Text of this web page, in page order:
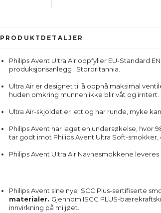
PRODUKTDETALJER
Philips Avent Ultra Air oppfyller EU-Standard
produksjonsanlegg i Storbritannia.
Ultra Air er designet til å oppnå maksimal
huden omkring munnen ikke blir våt og irritert.
Ultra Air-skjoldet er lett og har runde, myke
Philips Avent har laget en undersøkelse, hvor
tar godt imot Philips Avent Ultra Soft-smokker,
Philips Avent Ultra Air Navnesmokkene
Philips Avent sine nye ISCC Plus-sertifiserte
materialer. Gjennom ISCC PLUS-
innvirkning på miljøet.